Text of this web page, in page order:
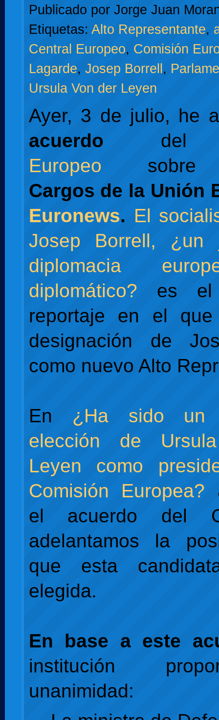
Publicado por Jorge Juan
Etiquetas: Alto Representante,
Central Europeo, Comisión
Lagarde, Josep Borrell,
Ursula Von der Leyen
Ayer, 3 de julio, he
acuerdo
Europeo
Cargos de la Unión
Euronews. El
Josep Borrell,
diplomacia
diplomático? es el
reportaje en el
designación de
como nuevo Alto
En ¿Ha sido un
elección de
Leyen como
Comisión Europea?
el acuerdo del
adelantamos la
que esta
elegida.
En base a este
institución
unanimidad: